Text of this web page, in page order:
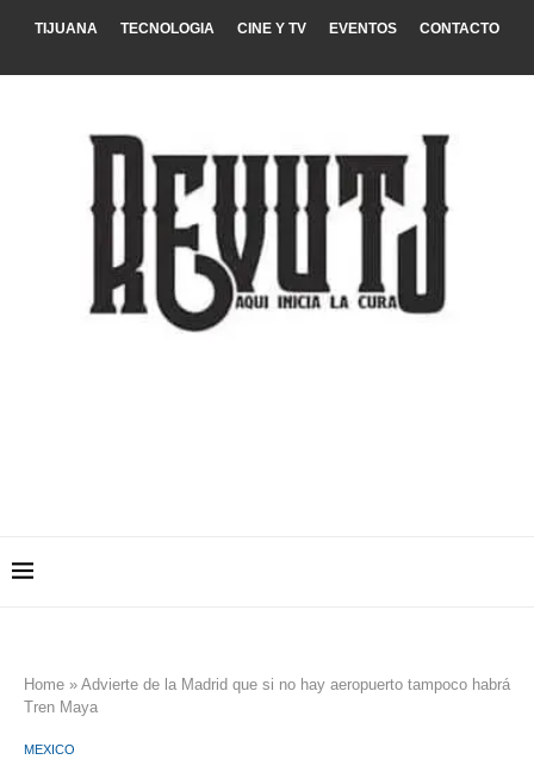
TIJUANA TECNOLOGIA CINE Y TV EVENTOS CONTACTO
Home » Advierte de la Madrid que si no hay aeropuerto tampoco habrá
Tren Maya
MEXICO